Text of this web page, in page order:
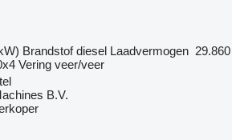
Brandstof diesel Laadvermogen 29.860
Vering veer/veer
B.V.